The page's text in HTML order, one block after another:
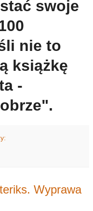
swoje
nie to
książkę
-
Wyprawa